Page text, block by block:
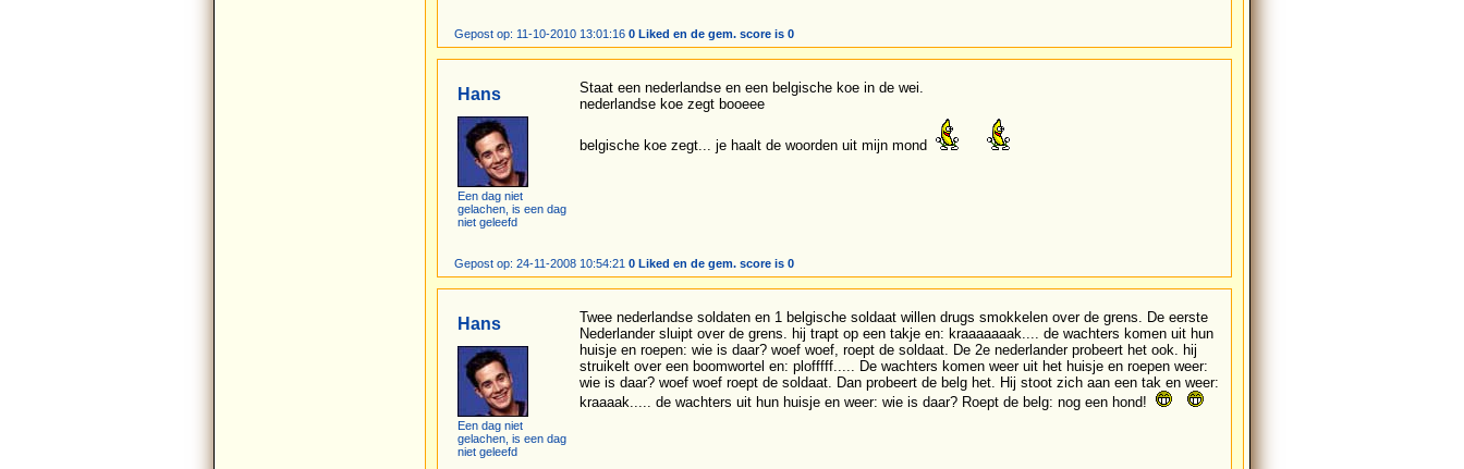
Gepost op: 11-10-2010 13:01:16 0 Liked en de gem. score is 0
Hans
Een dag niet
gelachen, is een dag
niet geleefd
Staat een nederlandse en een belgische koe in de wei.
nederlandse koe zegt booeee
belgische koe zegt... je haalt de woorden uit mijn mond
Gepost op: 24-11-2008 10:54:21 0 Liked en de gem. score is 0
Hans
Een dag niet
gelachen, is een dag
niet geleefd
Twee nederlandse soldaten en 1 belgische soldaat willen drugs smokkelen over de grens. De eerste
Nederlander sluipt over de grens. hij trapt op een takje en: kraaaaaaak.... de wachters komen uit hun
huisje en roepen: wie is daar? woef woef, roept de soldaat. De 2e nederlander probeert het ook. hij
struikelt over een boomwortel en: plofffff..... De wachters komen weer uit het huisje en roepen weer:
wie is daar? woef woef roept de soldaat. Dan probeert de belg het. Hij stoot zich aan een tak en weer:
kraaaak..... de wachters uit hun huisje en weer: wie is daar? Roept de belg: nog een hond!